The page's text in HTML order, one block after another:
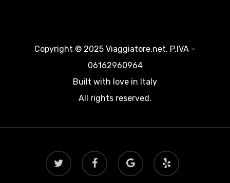
Copyright © 2025 Viaggiatore.net. P.IVA –
06162960964
Built with love in Italy
All rights reserved.
twitter facebook
google-
plus
yelp